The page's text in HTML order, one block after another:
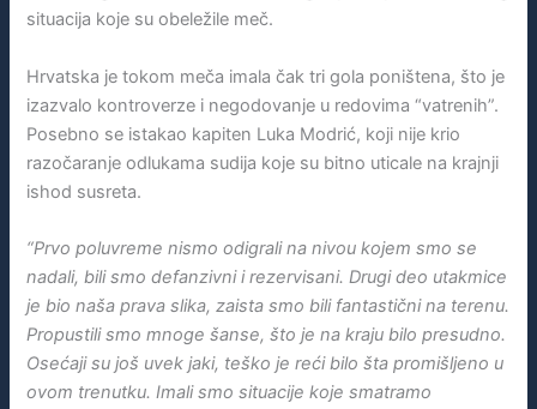
situacija koje su obeležile meč.
Hrvatska je tokom meča imala čak tri gola poništena, što je
izazvalo kontroverze i negodovanje u redovima “vatrenih”.
Posebno se istakao kapiten Luka Modrić, koji nije krio
razočaranje odlukama sudija koje su bitno uticale na krajnji
ishod susreta.
“Prvo poluvreme nismo odigrali na nivou kojem smo se
nadali, bili smo defanzivni i rezervisani. Drugi deo utakmice
je bio naša prava slika, zaista smo bili fantastični na terenu.
Propustili smo mnoge šanse, što je na kraju bilo presudno.
Osećaji su još uvek jaki, teško je reći bilo šta promišljeno u
ovom trenutku. Imali smo situacije koje smatramo